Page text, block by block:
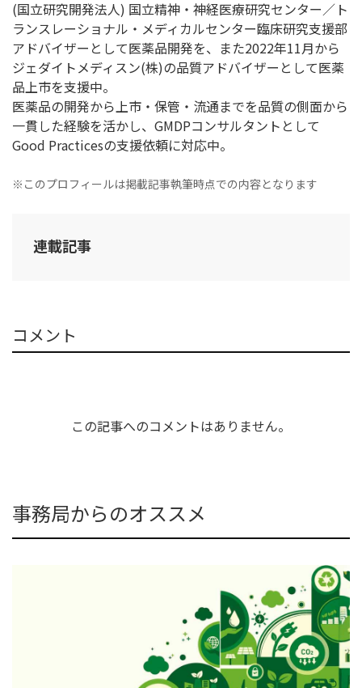
(国立研究開発法人) 国立精神・神経医療研究センター／ト
ランスレーショナル・メディカルセンター臨床研究支援部
アドバイザーとして医薬品開発を、また2022年11月から
ジェダイトメディスン(株)の品質アドバイザーとして医薬
品上市を支援中。
医薬品の開発から上市・保管・流通までを品質の側面から
一貫した経験を活かし、GMDPコンサルタントとして
Good Practicesの支援依頼に対応中。
※このプロフィールは掲載記事執筆時点での内容となります
連載記事
コメント
この記事へのコメントはありません。
事務局からのオススメ